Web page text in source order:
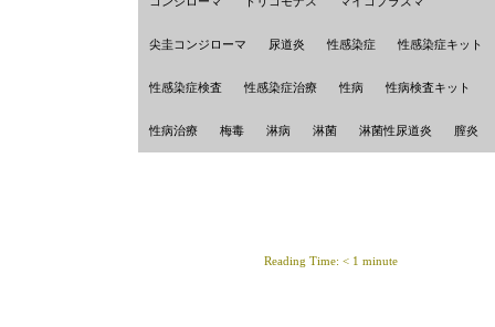
尖圭コンジローマ 尿道炎 性感染症 性感染症キット
性感染症検査 性感染症治療 性病 性病検査キット
性病治療 梅毒 淋病 淋菌 淋菌性尿道炎 膣炎
Reading Time: < 1 minute